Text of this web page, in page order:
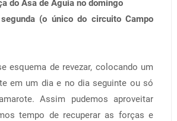
do Asa de Águia no domingo
(o único do circuito Campo
esquema de revezar, colocando um
em um dia e no dia seguinte ou só
Assim pudemos aproveitar
tempo de recuperar as forças e